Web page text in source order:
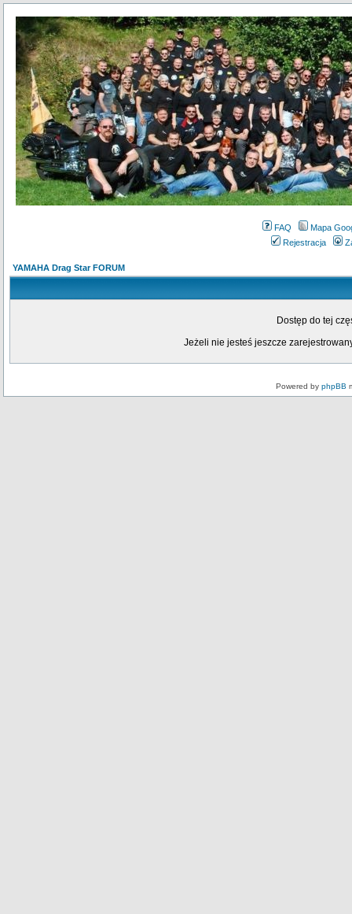
FAQ
Mapa
Rejestracja
YAMAHA Drag Star FORUM
Dostęp do tej
Jeżeli nie jesteś jeszcze
Powered by phpBB